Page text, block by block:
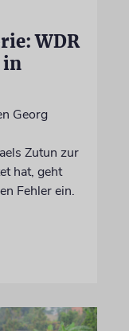
WDR
in
Georg
Zutun zur
hat, geht
Fehler ein.